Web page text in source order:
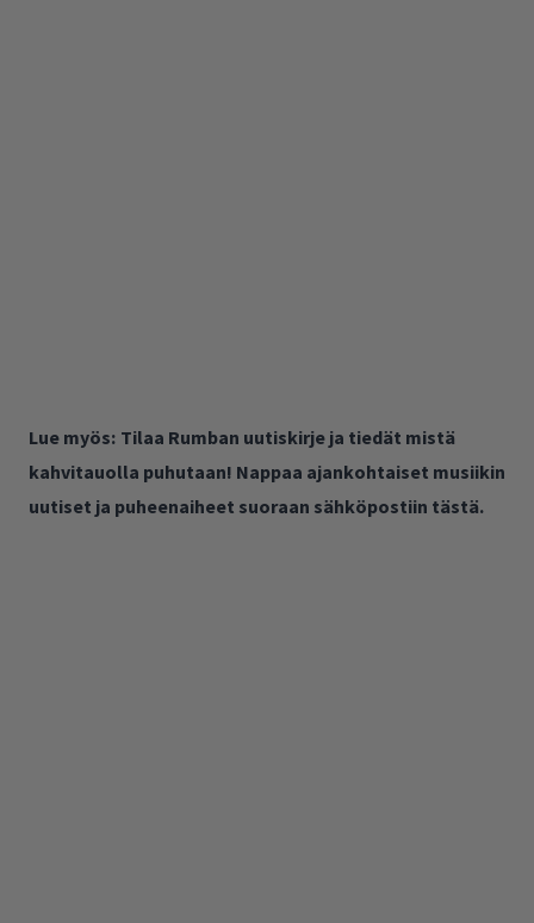
Lue myös: Tilaa Rumban uutiskirje ja tiedät mistä
kahvitauolla puhutaan! Nappaa ajankohtaiset musiikin
uutiset ja puheenaiheet suoraan sähköpostiin tästä.